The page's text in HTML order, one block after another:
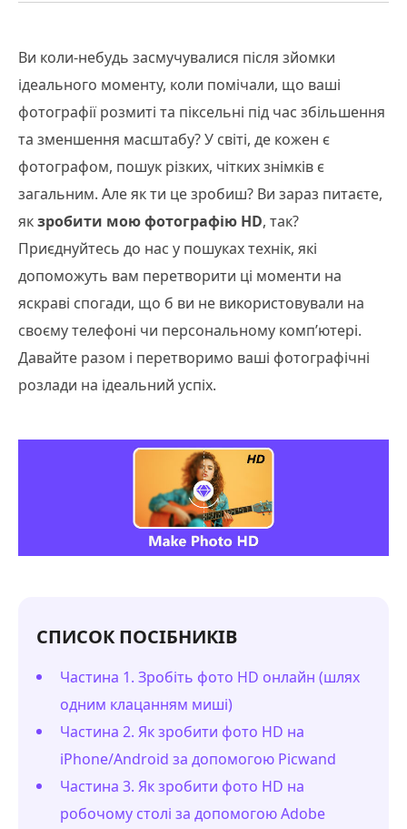
Ви коли-небудь засмучувалися після зйомки
ідеального моменту, коли помічали, що ваші
фотографії розмиті та піксельні під час збільшення
та зменшення масштабу? У світі, де кожен є
фотографом, пошук різких, чітких знімків є
загальним. Але як ти це зробиш? Ви зараз питаєте,
якзробити мою фотографію HD, так?
Приєднуйтесь до нас у пошуках технік, які
допоможуть вам перетворити ці моменти на
яскраві спогади, що б ви не використовували на
своєму телефоні чи персональному комп’ютері.
Давайте разом і перетворимо ваші фотографічні
розлади на ідеальний успіх.
СПИСОК ПОСІБНИКІВ
Частина 1. Зробіть фото HD онлайн (шлях
одним клацанням миші)
Частина 2. Як зробити фото HD на
iPhone/Android за допомогою Picwand
Частина 3. Як зробити фото HD на
робочому столі за допомогою Adobe